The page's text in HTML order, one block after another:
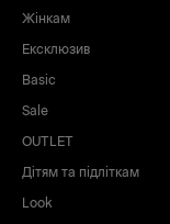
Жінкам
Ексклюзив
Basic
Sale
OUTLET
Дітям та підліткам
Look